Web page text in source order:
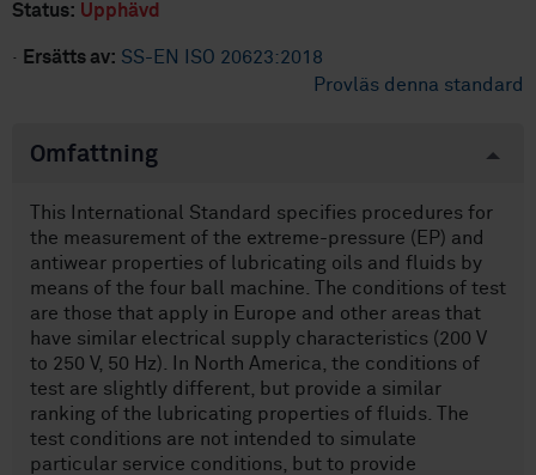
Status: Upphävd
· Ersätts av: SS-EN ISO 20623:2018
Provläs denna standard
Omfattning
This International Standard specifies procedures for
the measurement of the extreme-pressure (EP) and
antiwear properties of lubricating oils and fluids by
means of the four ball machine. The conditions of test
are those that apply in Europe and other areas that
have similar electrical supply characteristics (200 V
to 250 V, 50 Hz). In North America, the conditions of
test are slightly different, but provide a similar
ranking of the lubricating properties of fluids. The
test conditions are not intended to simulate
particular service conditions, but to provide